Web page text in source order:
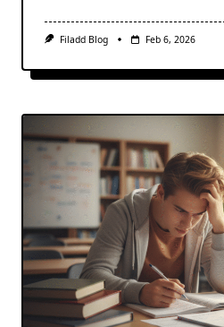
Filadd Blog Feb 6, 2026